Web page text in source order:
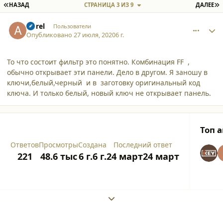
ПЕРВАЯ СТРАНИЦА
НАЗАД ДАЛЕЕ
СТРАНИЦА 3 ИЗ 9
Aprel Пользователи
Опубликовано27 июля, 20206 г.
То что состоит фильтр это понятно. Комбинация FF ,
обычно открывает эти панели. Дело в другом. Я заношу в
ключи,белый,черный и в заготовку оригинальный код
ключа. И только белый, новый ключ не открывает панель.
Ответов
221
Просмотры
48.6 тыс
Создана
6 г.6 г.
Последний ответ
24 март24 март
Топ
Expand topic overview